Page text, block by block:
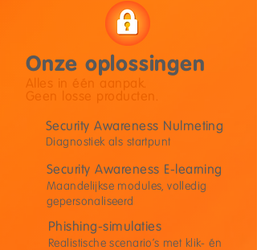
Onze oplossingen
Alles in één aanpak.
Geen losse producten.
Security Awareness Nulmeting
Diagnostiek als startpunt
Security Awareness E-learning
Maandelijkse modules, volledig
gepersonaliseerd
Phishing-simulaties
Realistische scenario's met klik- én